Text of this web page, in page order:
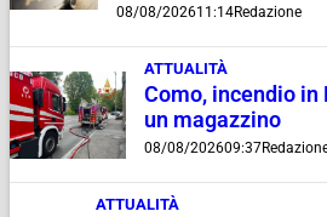
08/08/202611:14Redazione
ATTUALITÀ
Como, incendio in
un magazzino
08/08/202609:37
ATTUALITÀ